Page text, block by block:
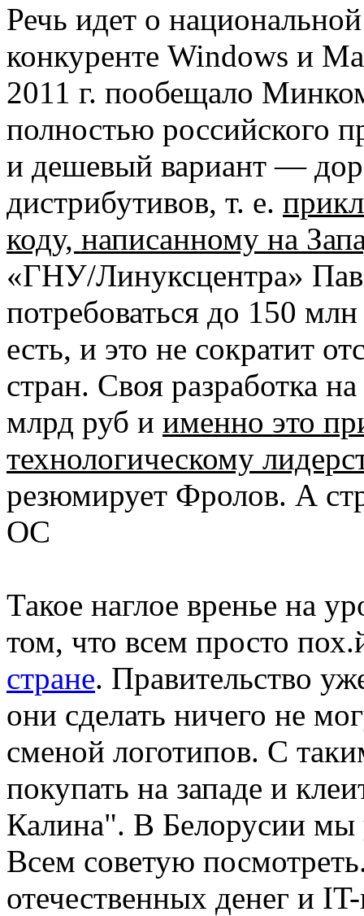
Речь идет о
конкуренте Windows и
2011 г. пообещало
полностью российского
и дешевый вариант —
дистрибутивов, т. е.
коду, написанному на
«ГНУ/Линуксцентра»
потребоваться до 150
есть, и это не сократит
стран. Своя разработка
млрд руб и именно это
технологическому
резюмирует Фролов. А
ОС
Такое наглое вренье на
том, что всем просто
стране. Правительство
они сделать ничего не
сменой логотипов. С
покупать на западе и
Калина". В Белорусии
Всем советую
отечественных денег и